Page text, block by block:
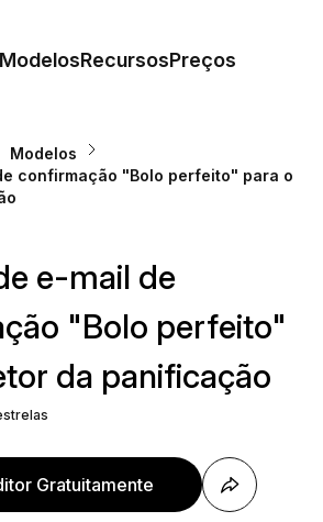
ModelosRecursosPreços
Modelos
confirmação "Bolo perfeito" para o
e-mail de
"Bolo perfeito"
da panificação
Gratuitamente